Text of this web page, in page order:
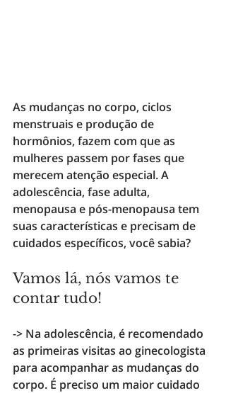
As mudanças no corpo, ciclos
menstruais e produção de
hormônios, fazem com que as
mulheres passem por fases que
merecem atenção especial. A
adolescência, fase adulta,
menopausa e pós-menopausa tem
suas características e precisam de
cuidados específicos, você sabia?
Vamos lá, nós vamos te
contar tudo!
-> Na adolescência, é recomendado
as primeiras visitas ao ginecologista
para acompanhar as mudanças do
corpo. É preciso um maior cuidado